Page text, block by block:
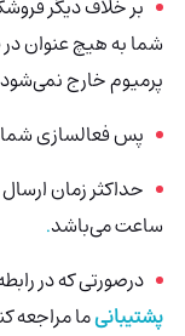
بر خلاف دیگر
شما به هیچ عنوان
پرمیوم خارج نمی‌شود
پس فعالسازی شما
حداکثر زمان
ساعت می‌باشد.
درصورتی‌ که در
پشتیبانیما مراجعه